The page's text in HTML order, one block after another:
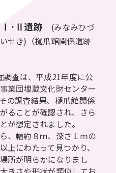
Ⅰ･Ⅱ遺跡 (みなみひづ
せき) （樋爪館関係遺跡
査は、平成21年度に公
業団埋蔵文化財センター
の調査結果、樋爪館関係
ることが確認され、さら
が想定されました。
、幅約８ｍ、深さ１ｍの
上にわたって見つかり、
所が明らかになりまし